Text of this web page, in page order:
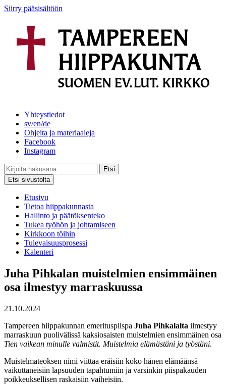
Siirry pääsisältöön
Yhteystiedot
sv/en/de
Ohjeita ja materiaaleja
Facebook
Instagram
Etsi
Etsi sivustolta
Etusivu
Tietoa hiippakunnasta
Hallinto ja päätöksenteko
Tukea työhön ja johtamiseen
Kirkkoon töihin
Tulevaisuusprosessi
Kalenteri
Juha Pihkalan muistelmien ensimmäinen
osa ilmestyy marraskuussa
21.10.2024
Tampereen hiippakunnan emerituspiispa Juha Pihkalalta ilmestyy
marraskuun puolivälissä kaksiosaisten muistelmien ensimmäinen osa
Tien vaikean minulle valmistit. Muistelmia elämästäni ja työstäni.
Muistelmateoksen nimi viittaa eräisiin koko hänen elämäänsä
vaikuttaneisiin lapsuuden tapahtumiin ja varsinkin piispakauden
poikkeuksellisen raskaisiin vaiheisiin.